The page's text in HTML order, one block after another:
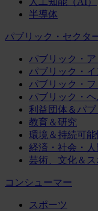
半導体
パブリック・セクタ
パブリック・
パブリック・イ
パブリック・
パブリック・ヘ
利益団体＆パ
教育＆研究
環境＆持続可能
経済・社会・人
芸術、文化＆ス
コンシューマー
スポーツ